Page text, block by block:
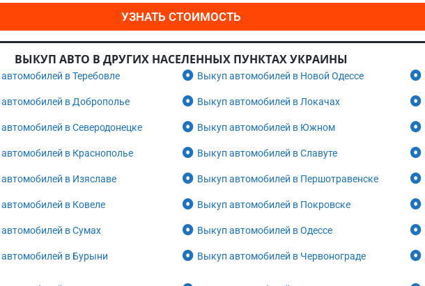
УЗНАТЬ СТОИМОСТЬ
ВЫКУП АВТО В ДРУГИХ НАСЕЛЕННЫХ ПУНКТАХ УКРАИНЫ
в Теребовле Выкуп автомобилей в Новой Одессе
в Доброполье Выкуп автомобилей в Локачах
в Северодонецке Выкуп автомобилей в Южном
в Краснополье Выкуп автомобилей в Славуте
в Изяславе Выкуп автомобилей в Першотравенске
в Ковеле Выкуп автомобилей в Покровске
в Сумах Выкуп автомобилей в Одессе
в Бурыни Выкуп автомобилей в Червонограде